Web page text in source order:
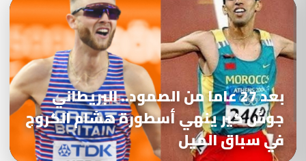
بعد 27 عاما من الصمود.. البريطاني
جوش كير ينهي أسطورة هشام الكروج
في سباق الميل